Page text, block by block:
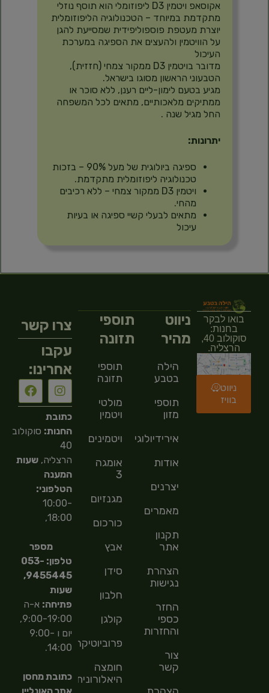
אקוסאפ ויטמין D3 ליפוזומלי הוא תוסף נוזלי
מתקדמת במיוחד – הטכנולוגיה הליפוזומלית
יוצרת מעטפת פוספוליפידית שמסייעת להגן
על הוויטמין ולהעצים את הספיגה במערכת
העיכול
מדובר בויטמין D3 ממקור צמחי (חזזית),
הטבעוני הראשון מסוגו בישראל.
מגיע בטעם לימון-ליים רענן, ללא סוכר או
ממתיקים מלאכותיים, מתאים לכל המשפחה
החל מגיל שנה .
יתרונות:
ספיגה ביולוגית של מעל 90% – בזכות
טכנולוגיה ליפוזומלית מתקדמת.
ויטמין D3 ממקור צמחי – ללא רכיבים
מהחי.
מתאים לבעלי קשיי ספיגה או בעיות
עיכול
בואו לבקר
בחנות:
סוקולוב 40,
הרצליה.
ניווט
בוויז
ניווט
מהיר
הילה
בטבע
תוספי
מזון
אירידיולוגיה
אודות
יצרנים
מאמרים
תקנון
אתר
הצהרת
נגישות
החזר
כספי
והחזרות
צור
קשר
תוספי
תזונה
תוספי
תזונה
מולטי
ויטמין
ויטמינים
אומגה
3
מגנזיום
כורכום
אבץ
סידן
חלבון
קולגן
פרוביוטיקה
חומצה
היאלורונית
צרו קשר
עקבו
אחרינו:
כתובת
החנות: סוקולוב
40
הרצליה,שעות
המענה
הטלפוני:
10:00-
18:00,
מספר
טלפון: 053-
9455445,
שעות
פתיחה: א-ה
9:00-19:00,
יום ו 9:00-
14:00.
כתובת מחסן